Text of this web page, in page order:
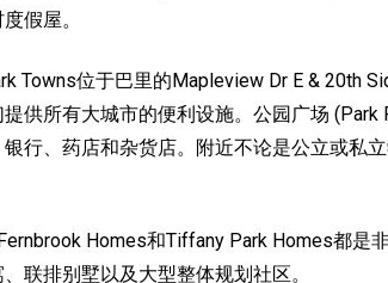
假屋。
Towns位于巴里的Mapleview Dr E & 20th
供所有大城市的便利设施。公园广场
行、药店和杂货店。附近不论是公立或私
Homes和Tiffany Park Homes都是
联排别墅以及大型整体规划社区。